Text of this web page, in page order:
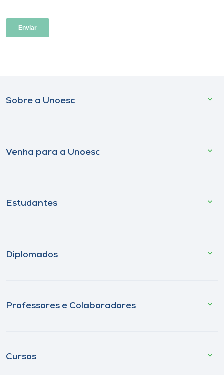
Sobre a Unoesc
Venha para a Unoesc
Estudantes
Diplomados
Professores e Colaboradores
Cursos